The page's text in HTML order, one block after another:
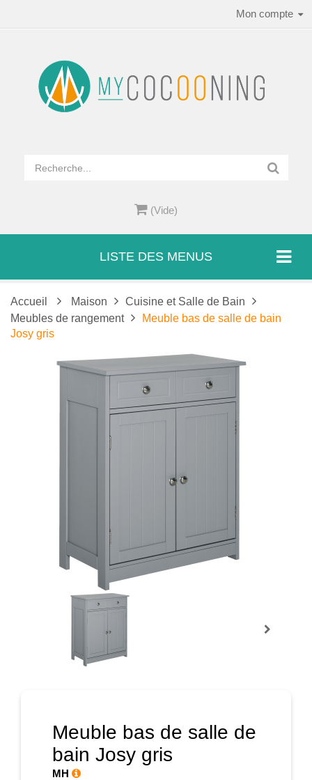
Mon compte
(Vide)
LISTE DES MENUS
Accueil Maison
Cuisine et Salle de Bain
Meubles de rangement
Meuble bas de salle de bain
Josy gris
Meuble bas de salle de
bain Josy gris
MH